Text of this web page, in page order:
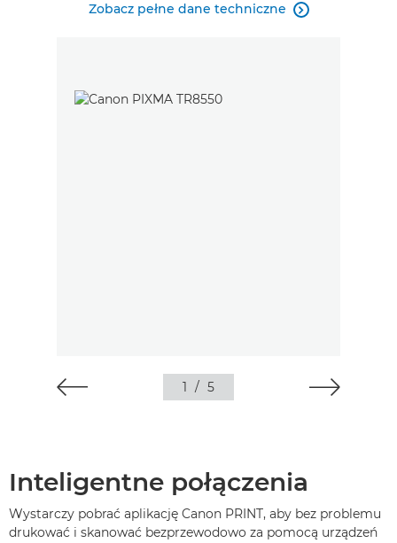
Zobacz pełne dane techniczne 
1 / 5
Inteligentne połączenia
Wystarczy pobrać aplikację Canon PRINT, aby bez problemu
drukować i skanować bezprzewodowo za pomocą urządzeń